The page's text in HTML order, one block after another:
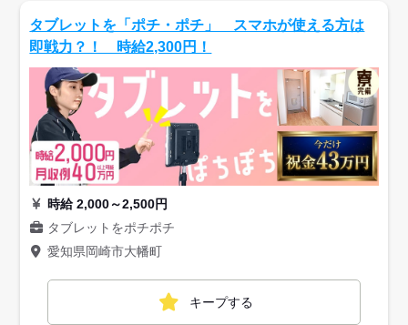
タブレットを「ポチ・ポチ」 スマホが使える方は
即戦力？！ 時給2,300円！
時給 2,000～2,500円
タブレットをポチポチ
愛知県岡崎市大幡町
キープする